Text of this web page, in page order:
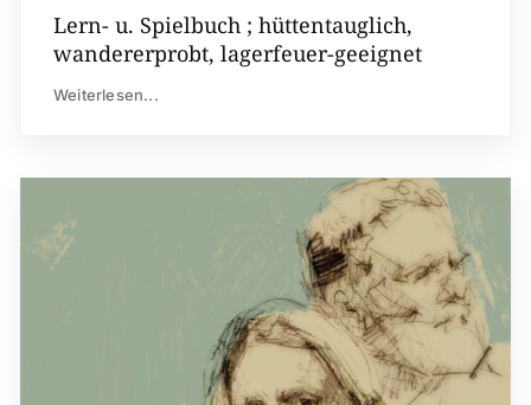
Lern- u. Spielbuch ; hüttentauglich,
wandererprobt, lagerfeuer-geeignet
Weiterlesen...